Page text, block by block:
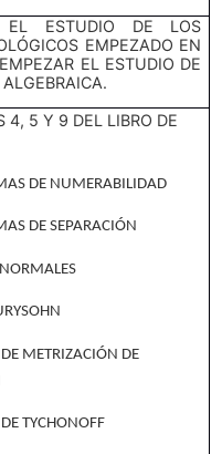
EL ESTUDIO DE LOS
EMPEZADO EN
EMPEZAR EL ESTUDIO DE
4, 5 Y 9 DEL LIBRO DE
DE NUMERABILIDAD
DE SEPARACIÓN
METRIZACIÓN DE
TYCHONOFF